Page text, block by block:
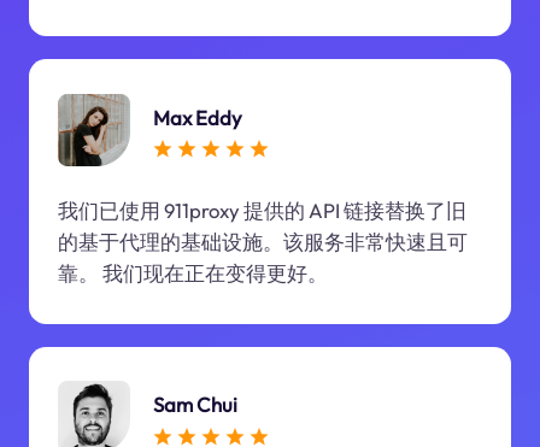
Max Eddy
我们已使用 911proxy 提供的 API 链接替换了旧
的基于代理的基础设施。该服务非常快速且可
靠。 我们现在正在变得更好。
Sam Chui